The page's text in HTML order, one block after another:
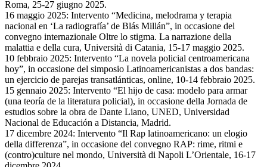
Roma, 25-27 giugno 2025.
16 maggio 2025: Intervento “Medicina, melodrama y terapia
nacional en ‘La radiografía’ de Blás Millán”, in occasione del
convegno internazionale Oltre lo stigma. La narrazione della
malattia e della cura, Università di Catania, 15-17 maggio 2025.
10 febbraio 2025: Intervento “La novela policial centroamericana
hoy”, in occasione del simposio Latinoamericanistas a dos bandas:
un ejercicio de parejas transatlánticas, online, 10-14 febbraio 2025.
15 gennaio 2025: Intervento “El hijo de casa: modelo para armar
(una teoría de la literatura policial), in occasione della Jornada de
estudios sobre la obra de Dante Liano, UNED, Universidad
Nacional de Educación a Distancia, Madrid.
17 dicembre 2024: Intervento “Il Rap latinoamericano: un elogio
della differenza”, in occasione del convegno RAP: rime, ritmi e
(contro)culture nel mondo, Università di Napoli L’Orientale, 16-17